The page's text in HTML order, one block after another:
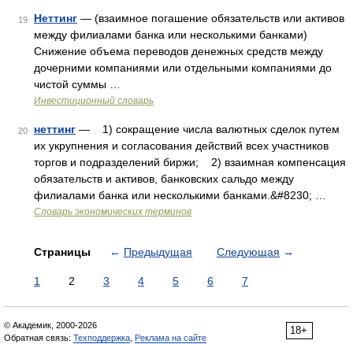
19 Неттинг — (взаимное погашение обязательств или активов
между филиалами банка или несколькими банками)
Снижение объема переводов денежных средств между
дочерними компаниями или отдельными компаниями до
чистой суммы …
Инвестиционный словарь
20 неттинг — 1) сокращение числа валютных сделок путем
их укрупнения и согласования действий всех участников
торгов и подразделений биржи; 2) взаимная компенсация
обязательств и активов, банковских сальдо между
филиалами банка или несколькими банками.&#8230; …
Словарь экономических терминов
Страницы ← Предыдущая Следующая →
1 2 3 4 5 6 7
18+
© Академик, 2000-2026
Обратная связь: Техподдержка Реклама на сайте